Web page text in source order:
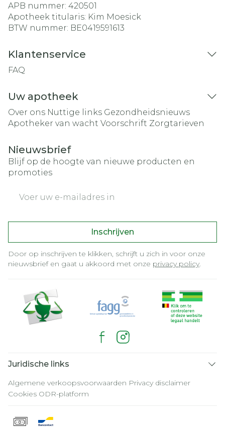
APB nummer: 420501
Apotheek titularis: Kim Moesick
BTW nummer: BE0419591613
Klantenservice
FAQ
Uw apotheek
Over ons Nuttige links Gezondheidsnieuws
Apotheker van wacht Voorschrift Zorgtarieven
Nieuwsbrief
Blijf op de hoogte van nieuwe producten en
promoties
Inschrijven
Door op inschrijven te klikken, schrijft u zich in voor onze
nieuwsbrief en gaat u akkoord met onze privacy policy.
Juridische links
Algemene verkoopsvoorwaarden Privacy disclaimer
Cookies ODR-platform